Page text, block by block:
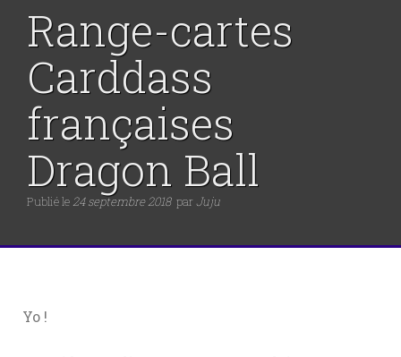
Range-cartes
Carddass
françaises
Dragon Ball
Publié le 24 septembre 2018 parJuju
Yo !